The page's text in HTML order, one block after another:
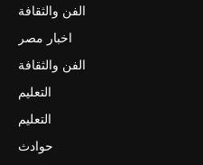
الفن والثقافة
اخبار مصر
الفن والثقافة
التعليم
التعليم
حوادث